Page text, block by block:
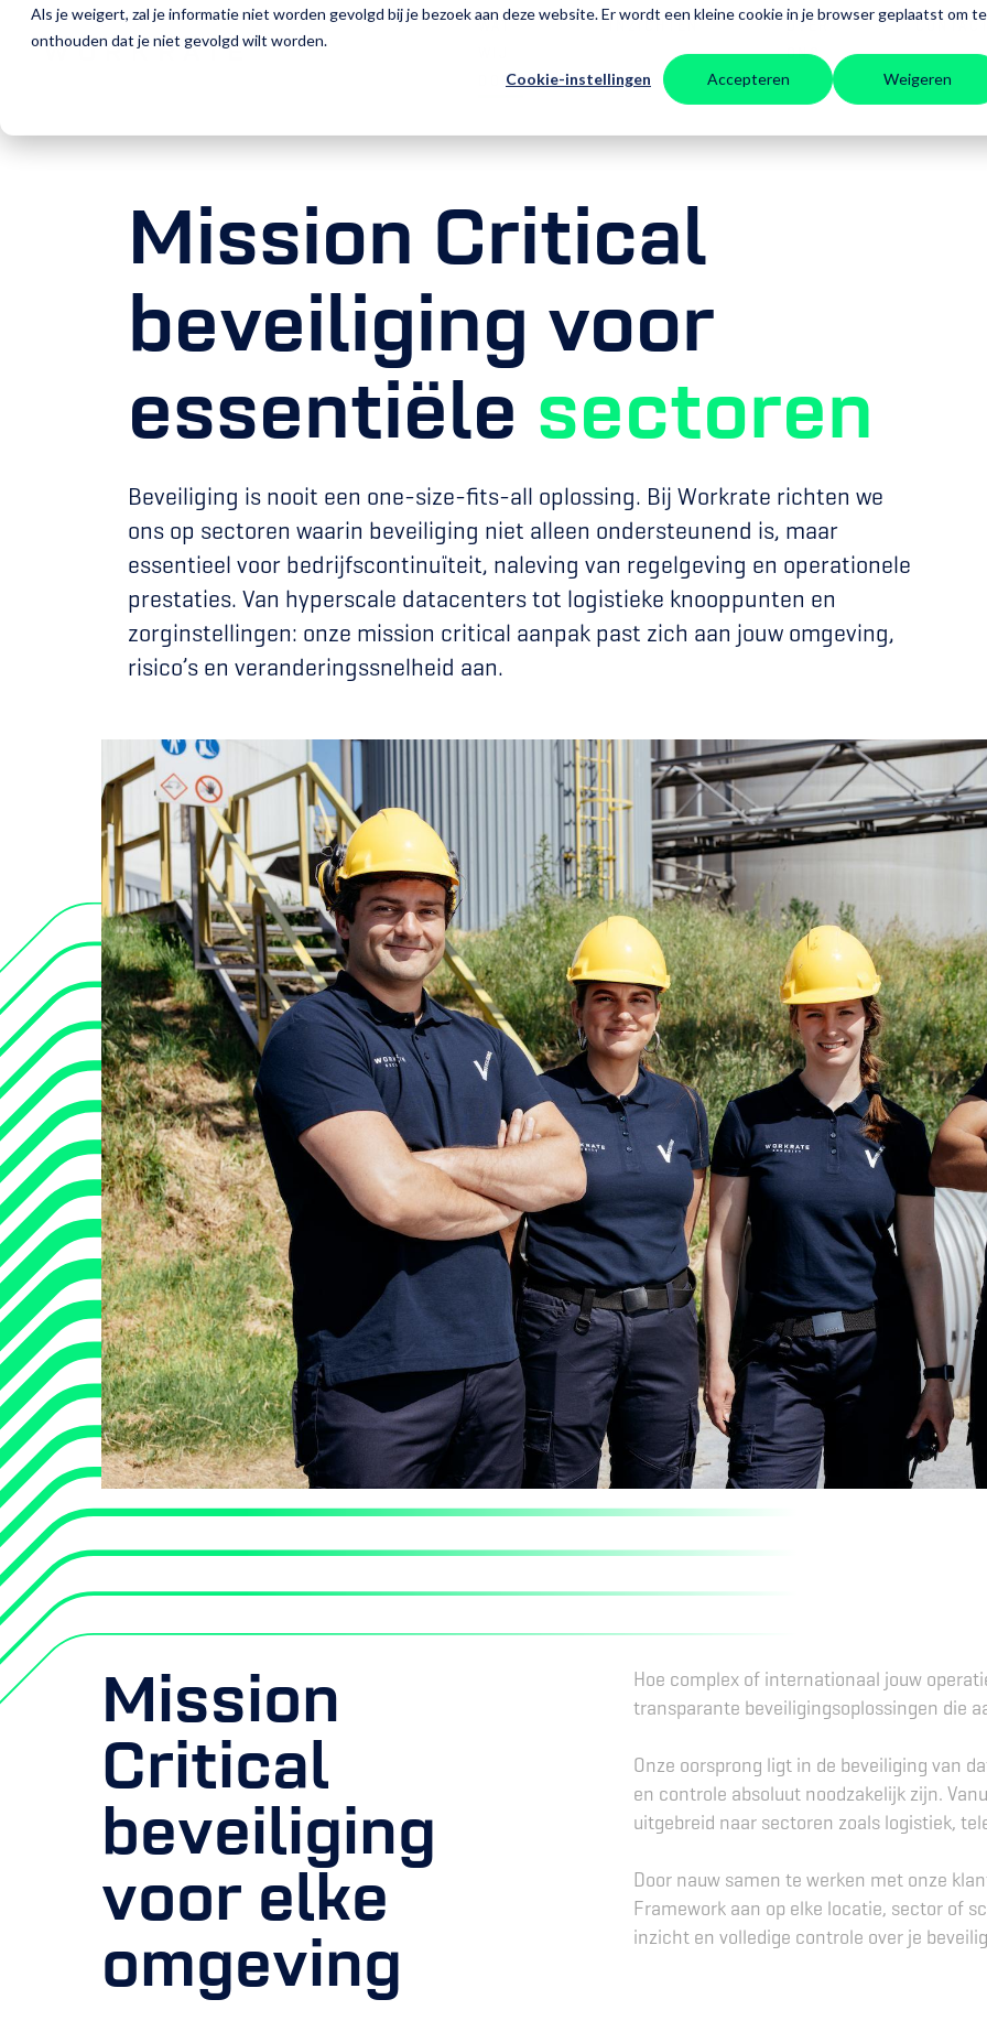
Als je weigert, zal je informatie niet worden gevolgd bij je bezoek aan deze website. Er wordt een kleine cookie in je browser geplaatst om te
onthouden dat je niet gevolgd wilt worden.
Cookie-instellingen Accepteren Weigeren
WAT
DOEN
INZICHTEN
OVER
ONS
Mission Critical
beveiliging voor
essentiële sectoren
Beveiliging is nooit een one-size-fits-all oplossing. Bij Workrate richten we
ons op sectoren waarin beveiliging niet alleen ondersteunend is, maar
essentieel voor bedrijfscontinuïteit, naleving van regelgeving en operationele
prestaties. Van hyperscale datacenters tot logistieke knooppunten en
zorginstellingen: onze mission critical aanpak past zich aan jouw omgeving,
risico’s en veranderingssnelheid aan.
Mission
Critical
beveiliging
voor elke
omgeving
Hoe complex of internationaal jouw
transparante beveiligingsoplossingen die
Onze oorsprong ligt in de beveiliging van
en controle absoluut noodzakelijk zijn.
uitgebreid naar sectoren zoals logistiek,
Door nauw samen te werken met onze
Framework aan op elke locatie, sector of
inzicht en volledige controle over je